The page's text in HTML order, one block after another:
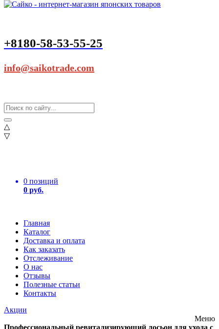
+8180-58-53-55-25
info@saikotrade.com
△
▽
0 позиций
0 руб.
Главная
Каталог
Доставка и оплата
Как заказать
Отслеживание
О нас
Отзывы
Полезные статьи
Контакты
Акции
Меню
Профессиональный ревитализирующий лосьон для ухода с